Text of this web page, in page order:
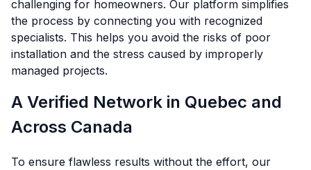
challenging for homeowners. Our platform simplifies
the process by connecting you with recognized
specialists. This helps you avoid the risks of poor
installation and the stress caused by improperly
managed projects.
A Verified Network in Quebec and
Across Canada
To ensure flawless results without the effort, our